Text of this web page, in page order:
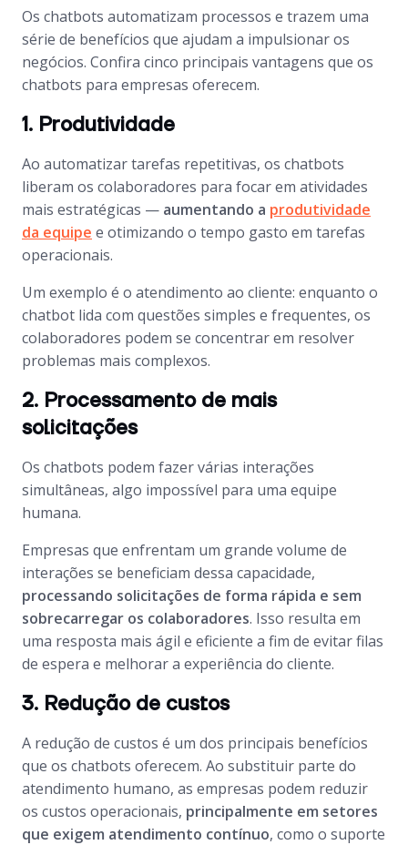
Os chatbots automatizam processos e trazem uma
série de benefícios que ajudam a impulsionar os
negócios. Confira cinco principais vantagens que os
chatbots para empresas oferecem.
1. Produtividade
Ao automatizar tarefas repetitivas, os chatbots
liberam os colaboradores para focar em atividades
mais estratégicas — aumentando a produtividade
da equipe e otimizando o tempo gasto em tarefas
operacionais.
Um exemplo é o atendimento ao cliente: enquanto o
chatbot lida com questões simples e frequentes, os
colaboradores podem se concentrar em resolver
problemas mais complexos.
2. Processamento de mais
solicitações
Os chatbots podem fazer várias interações
simultâneas, algo impossível para uma equipe
humana.
Empresas que enfrentam um grande volume de
interações se beneficiam dessa capacidade,
processando solicitações de forma rápida e sem
sobrecarregar os colaboradores. Isso resulta em
uma resposta mais ágil e eficiente a fim de evitar filas
de espera e melhorar a experiência do cliente.
3. Redução de custos
A redução de custos é um dos principais benefícios
que os chatbots oferecem. Ao substituir parte do
atendimento humano, as empresas podem reduzir
os custos operacionais, principalmente em setores
que exigem atendimento contínuo, como o suporte